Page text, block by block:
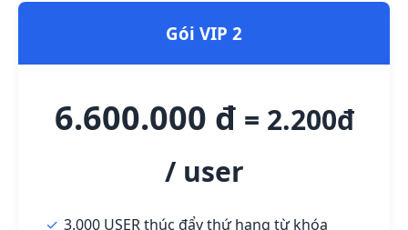
Gói VIP 2
6.600.000 đ = 2.200đ
/ user
3.000 USER thúc đẩy thứ hạng từ khóa